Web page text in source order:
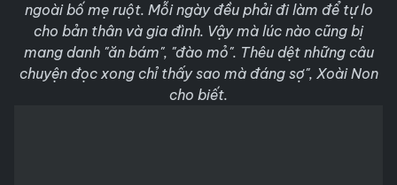
ngoài bố mẹ ruột. Mỗi ngày đều phải đi làm để tự lo
cho bản thân và gia đình. Vậy mà lúc nào cũng bị
mang danh "ăn bám", "đào mỏ". Thêu dệt những câu
chuyện đọc xong chỉ thấy sao mà đáng sợ", Xoài Non
cho biết.